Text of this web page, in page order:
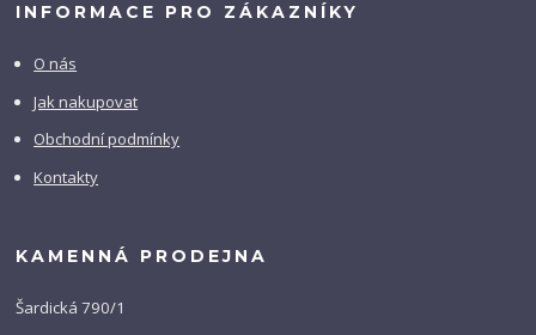
INFORMACE PRO ZÁKAZNÍKY
O nás
Jak nakupovat
Obchodní podmínky
Kontakty
KAMENNÁ PRODEJNA
Šardická 790/1